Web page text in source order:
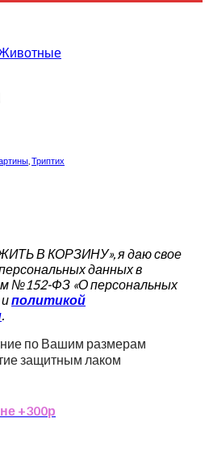
Триптих
В КОРЗИНУ», я даю свое
данных в
№152-ФЗ «О персональных
политикой
.
по Вашим размерам
защитным лаком
+300р